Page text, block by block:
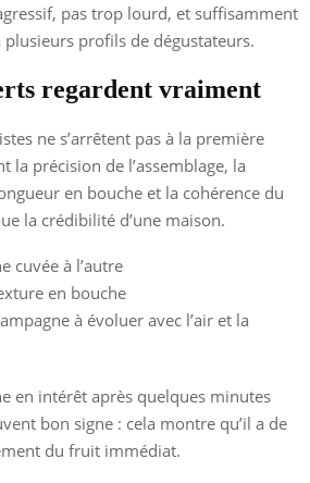
pas trop lourd, et suffisamment
profils de dégustateurs.
regardent vraiment
ne s’arrêtent pas à la première
la précision de l’assemblage, la
en bouche et la cohérence du
la crédibilité d’une maison.
cuvée à l’autre
en bouche
à évoluer avec l’air et la
en intérêt après quelques minutes
bon signe : cela montre qu’il a de
du fruit immédiat.